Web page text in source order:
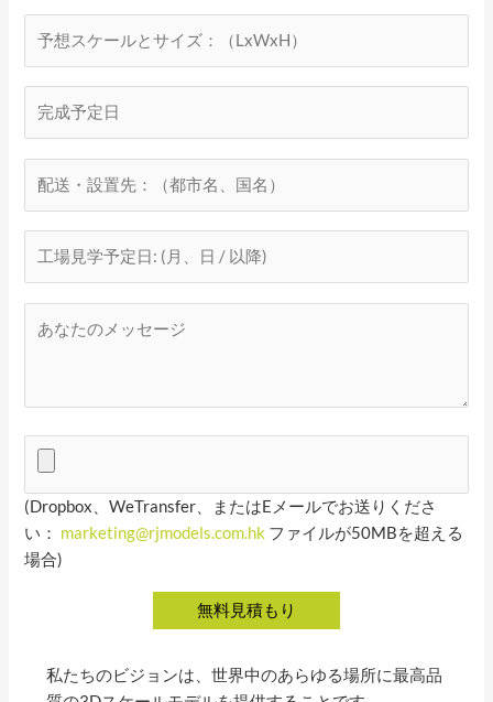
(Dropbox、WeTransfer、またはEメールでお送りくださ
い： marketing@rjmodels.com.hk ファイルが50MBを超える
場合)
私たちのビジョンは、世界中のあらゆる場所に最高品